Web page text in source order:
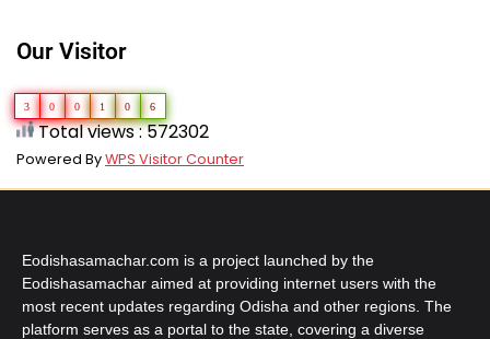
Our Visitor
3 0 0 1 0 6
Total views : 572302
Powered ByWPS Visitor Counter
Eodishasamachar.com is a project launched by the
Eodishasamachar aimed at providing internet users with the
most recent updates regarding Odisha and other regions. The
platform serves as a portal to the state, covering a diverse